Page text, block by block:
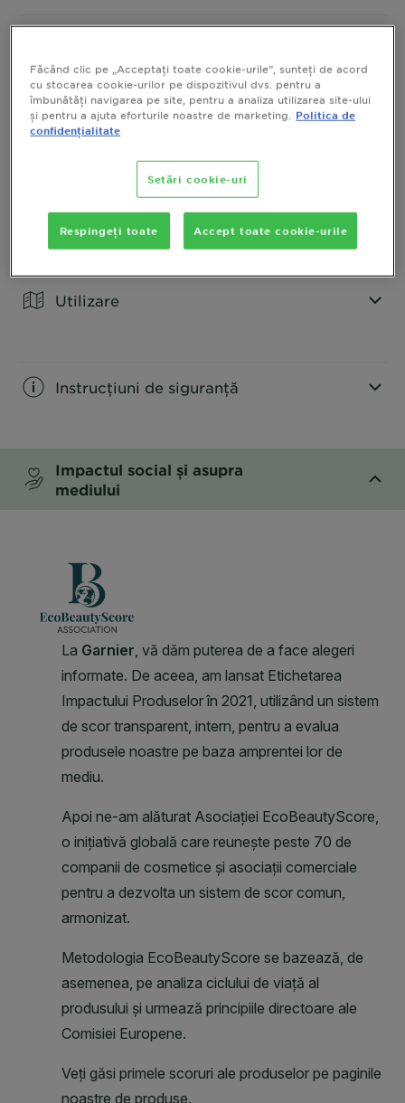
CLOSE SUBPANEL
Beneficii
CLOSE SUBPANEL
Ingrediente
CLOSE SUBPANEL
Utilizare
Instrucțiuni de siguranță
Impactul social și asupra
mediului
Făcând clic pe „Acceptați toate cookie-urile”, sunteți de acord
cu stocarea cookie-urilor pe dispozitivul dvs. pentru a
îmbunătăți navigarea pe site, pentru a analiza utilizarea site-ului
și pentru a ajuta eforturile noastre de marketing.
Politica de
confidențialitate
Setări cookie-uri
Respingeți toate Accept toate cookie-urile